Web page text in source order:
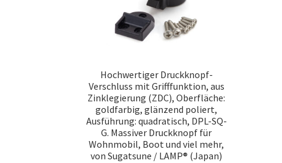
Hochwertiger Druckknopf-
Verschluss mit Grifffunktion, aus
Zinklegierung (ZDC), Oberfläche:
goldfarbig, glänzend poliert,
Ausführung: quadratisch, DPL-SQ-
G. Massiver Druckknopf für
Wohnmobil, Boot und viel mehr,
von Sugatsune / LAMP® (Japan)